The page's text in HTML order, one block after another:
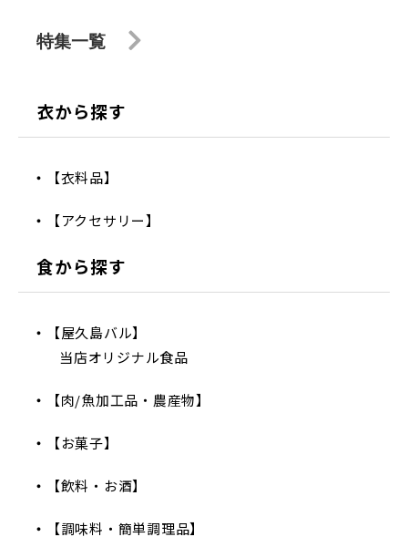
特集一覧
衣から探す
【衣料品】
【アクセサリー】
食から探す
【屋久島バル】
当店オリジナル食品
【肉/魚加工品・農産物】
【お菓子】
【飲料・お酒】
【調味料・簡単調理品】